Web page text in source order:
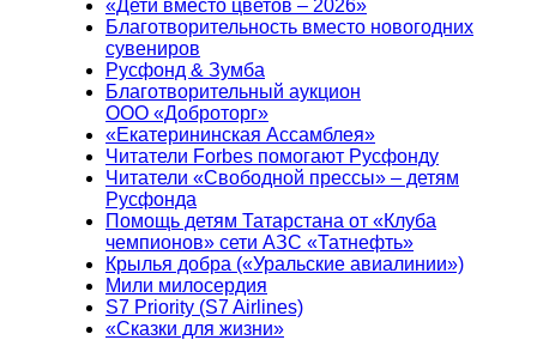
«Дети вместо цветов – 2026»
Благотворительность вместо новогодних
сувениров
Русфонд & Зумба
Благотворительный аукцион
ООО «Доброторг»
«Екатерининская Ассамблея»
Читатели Forbes помогают Русфонду
Читатели «Свободной прессы» – детям
Русфонда
Помощь детям Татарстана от «Клуба
чемпионов» сети АЗС «Татнефть»
Крылья добра («Уральские авиалинии»)
Мили милосердия
S7 Priority (S7 Airlines)
«Сказки для жизни»